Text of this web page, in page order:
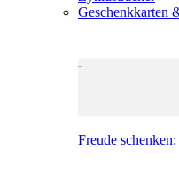
Geschenkkarten
Freude